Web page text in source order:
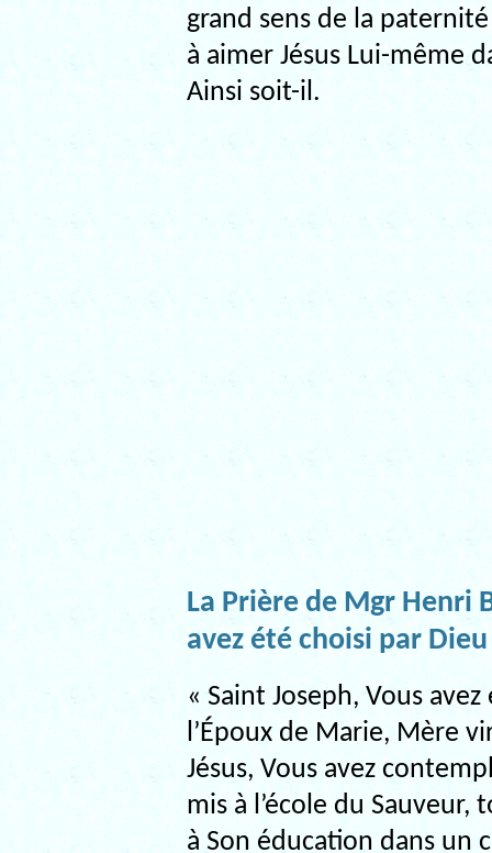
grand sens de la
à aimer Jésus Lui-même
Ainsi soit-il.
La Prière de Mgr Henri
avez été choisi par
« Saint Joseph, Vous
l’Époux de Marie, Mère
Jésus, Vous avez
mis à l’école du
à Son éducation dans un